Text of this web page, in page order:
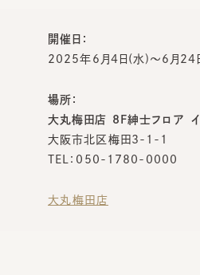
開催日：
2025年6月4日(水)～6月24
場所：
大丸梅田店 8F紳士フロア イ
大阪市北区梅田3-1-1
TEL：050-1780-0000
大丸梅田店